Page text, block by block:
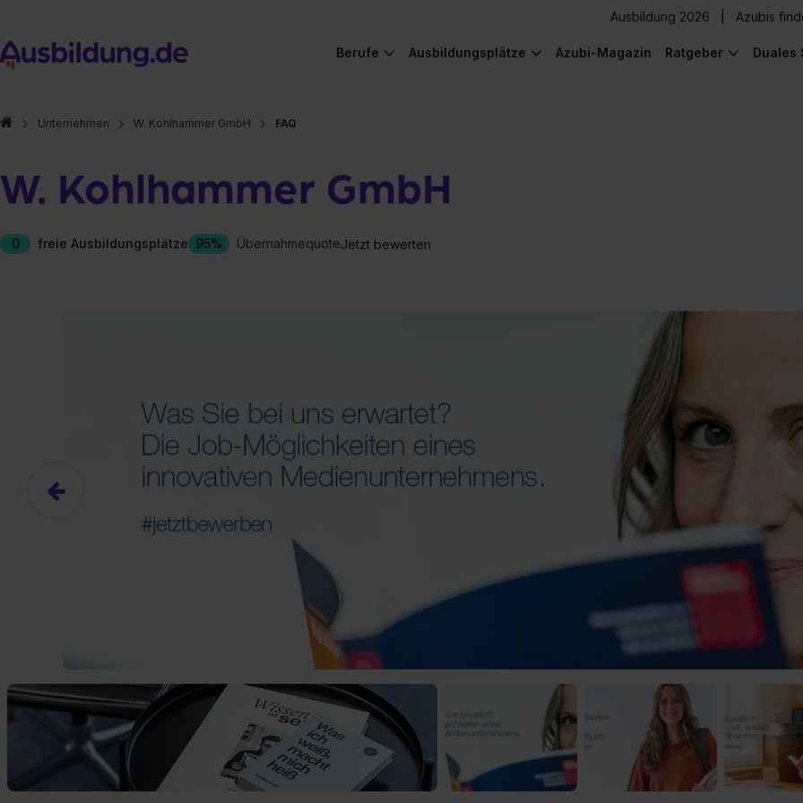
Ausbildung 2026 Azubis
Berufe Ausbildungsplätze Azubi-Magazin Ratgeber Duales
Unternehmen W. Kohlhammer GmbH FAQ
W. Kohlhammer GmbH
0 freie Ausbildungsplätze 95% ÜbernahmequoteJetzt bewerten
Das hier ist ein Platzhalter für Video-Content von YouTube. Neugierig? Dann schalte die Inhalte jetzt
frei.
Ja, ich erlaube die externen Inhalte von YouTube.
Ich bin damit einverstanden, dass mir die externen Inhalte angezeigt werden. Personenbezogene Daten
an Drittplattformen übermittelt werden. Mehr Infos gibt es in der
Datenschutzerklärung